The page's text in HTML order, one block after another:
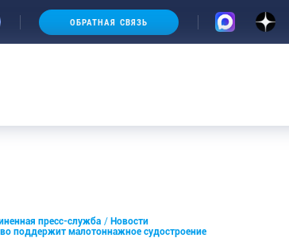
ОБРАТНАЯ СВЯЗЬ
пресс-служба
Новости
поддержит малотоннажное судостроение